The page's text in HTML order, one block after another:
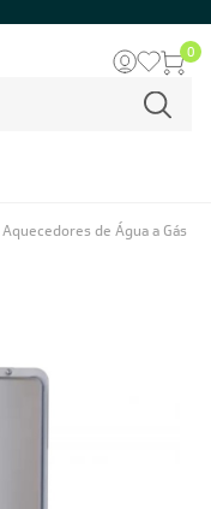
0
Aquecedores de Água a Gás